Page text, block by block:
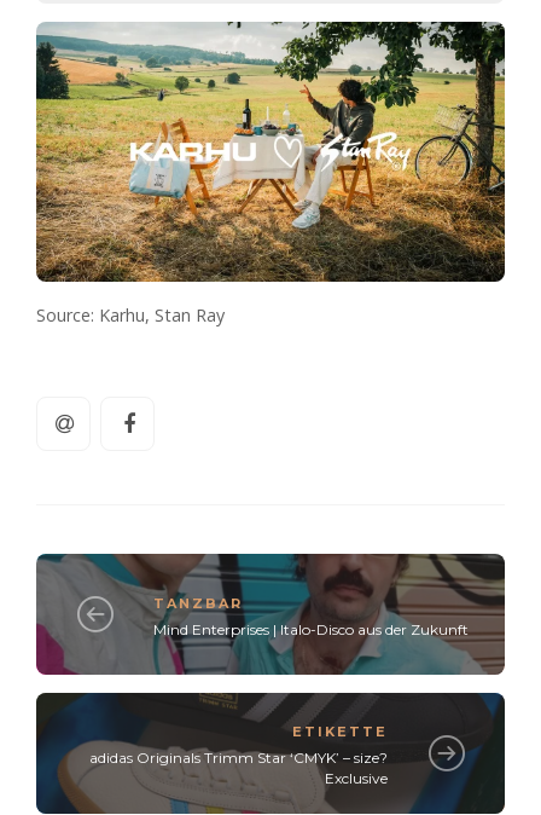
Source: Karhu, Stan Ray
TANZBAR
Mind Enterprises | Italo-Disco aus der Zukunft
ETIKETTE
adidas Originals Trimm Star ‘CMYK’ – size?
Exclusive